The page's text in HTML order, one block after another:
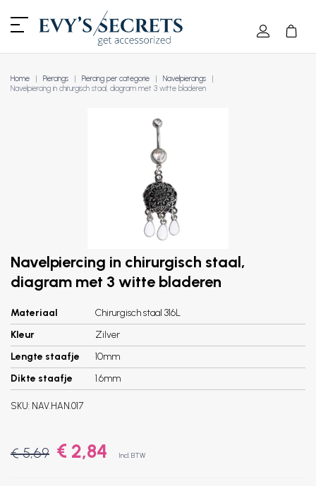
Home Piercings Piercing per categorie
Navelpiercings
Navelpiercing in chirurgisch staal, diagram met 3 witte bladeren
Navelpiercing in chirurgisch staal,
diagram met 3 witte bladeren
Materiaal
Chirurgisch staal 316L
Kleur
Zilver
Lengte staafje
10mm
Dikte staafje
1.6mm
SKU: NAV.HAN.017
€ 5,69 € 2,84 Incl. BTW